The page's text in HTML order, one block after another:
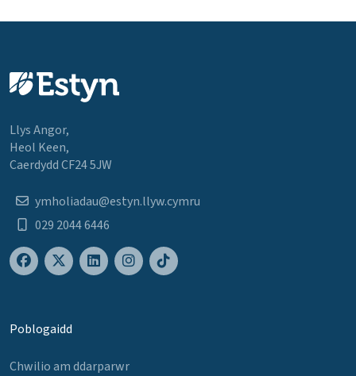
Llys Angor,
Heol Keen,
Caerdydd CF24 5JW
ymholiadau@estyn.llyw.cymru
029 2044 6446
Poblogaidd
Chwilio am ddarparwr